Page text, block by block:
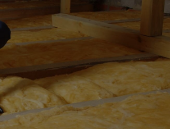
d’entreprise
Déficit foncier
Loi Pinel
Anciens dispositifs
Investissement locatif